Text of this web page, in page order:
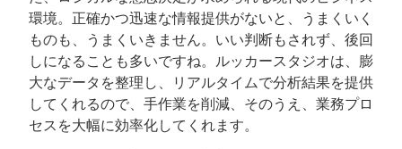
環境。正確かつ迅速な情報提供がないと、うまくいく
ものも、うまくいきません。いい判断もされず、後回
しになることも多いですね。ルッカースタジオは、膨
大なデータを整理し、リアルタイムで分析結果を提供
してくれるので、手作業を削減、そのうえ、業務プロ
セスを大幅に効率化してくれます。